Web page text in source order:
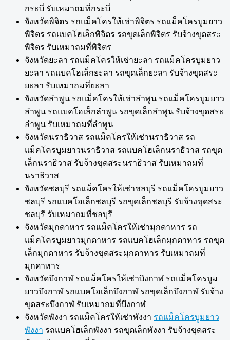
กระบี่ รับเหมาถมที่กระบี่
จังหวัดพิจิตร รถแม็คโครให้เช่าพิจิตร รถแม็คโครบูมยาว
พิจิตร รถแบคโฮเล็กพิจิตร รถขุดเล็กพิจิตร รับจ้างขุดสระ
พิจิตร รับเหมาถมที่พิจิตร
จังหวัดยะลา รถแม็คโครให้เช่ายะลา รถแม็คโครบูมยาว
ยะลา รถแบคโฮเล็กยะลา รถขุดเล็กยะลา รับจ้างขุดสระ
ยะลา รับเหมาถมที่ยะลา
จังหวัดลำพูน รถแม็คโครให้เช่าลำพูน รถแม็คโครบูมยาว
ลำพูน รถแบคโฮเล็กลำพูน รถขุดเล็กลำพูน รับจ้างขุดสระ
ลำพูน รับเหมาถมที่ลำพูน
จังหวัดนราธิวาส รถแม็คโครให้เช่านราธิวาส รถ
แม็คโครบูมยาวนราธิวาส รถแบคโฮเล็กนราธิวาส รถขุด
เล็กนราธิวาส รับจ้างขุดสระนราธิวาส รับเหมาถมที่
นราธิวาส
จังหวัดชลบุรี รถแม็คโครให้เช่าชลบุรี รถแม็คโครบูมยาว
ชลบุรี รถแบคโฮเล็กชลบุรี รถขุดเล็กชลบุรี รับจ้างขุดสระ
ชลบุรี รับเหมาถมที่ชลบุรี
จังหวัดมุกดาหาร รถแม็คโครให้เช่ามุกดาหาร รถ
แม็คโครบูมยาวมุกดาหาร รถแบคโฮเล็กมุกดาหาร รถขุด
เล็กมุกดาหาร รับจ้างขุดสระมุกดาหาร รับเหมาถมที่
มุกดาหาร
จังหวัดบึงกาฬ รถแม็คโครให้เช่าบึงกาฬ รถแม็คโครบูม
ยาวบึงกาฬ รถแบคโฮเล็กบึงกาฬ รถขุดเล็กบึงกาฬ รับจ้าง
ขุดสระบึงกาฬ รับเหมาถมที่บึงกาฬ
จังหวัดพังงา รถแม็คโครให้เช่าพังงา รถแม็คโครบูมยาว
พังงา รถแบคโฮเล็กพังงา รถขุดเล็กพังงา รับจ้างขุดสระ